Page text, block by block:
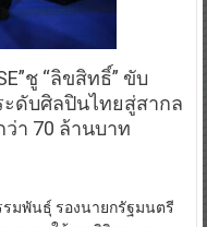
ชู “ลิขสิทธิ์” ขับ
ะดับศิลปินไทยสู่สากล
ว่า 70 ล้านบาท
มพันธุ์ รองนายกรัฐมนตรี